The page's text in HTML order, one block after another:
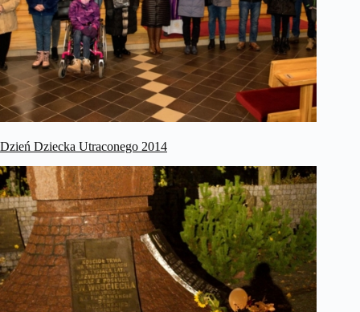
Dzień Dziecka Utraconego 2014